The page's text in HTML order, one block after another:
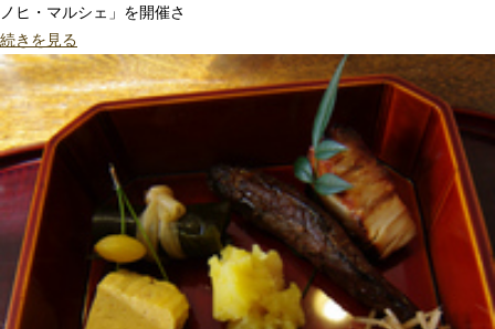
ノヒ・マルシェ」を開催さ
続きを見る